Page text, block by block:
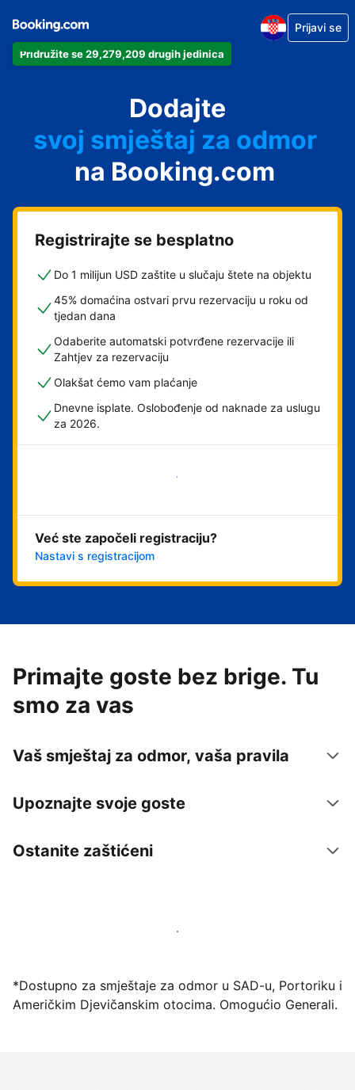
Pridružite se 29,279,209 drugih jedinica
Prijavi se
Dodajte
svoj apartman
svoj hotel
svoj smještaj za odmor
svoj privatni smještaj
svoj smještaj s doručkom
na Booking.com
Registrirajte se besplatno
Do 1 milijun USD zaštite u slučaju štete na objektu
45% domaćina ostvari prvu rezervaciju u roku od
tjedan dana
Odaberite automatski potvrđene rezervacije ili
Zahtjev za rezervaciju
Olakšat ćemo vam plaćanje
Dnevne isplate. Oslobođenje od naknade za uslugu
za 2026.
Započni odmah
Već ste započeli registraciju?
Nastavi s registracijom
Primajte goste bez brige. Tu
smo za vas
Vaš smještaj za odmor, vaša pravila
Upoznajte svoje goste
Ostanite zaštićeni
*Dostupno za smještaje za odmor u SAD-u, Portoriku i
Američkim Djevičanskim otocima. Omogućio Generali.